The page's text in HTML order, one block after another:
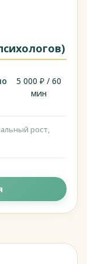
5 000 ₽ / 60
мин
рост,